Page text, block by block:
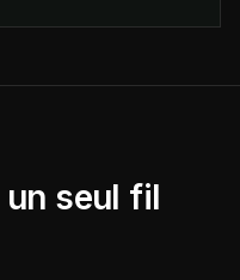
seul fil